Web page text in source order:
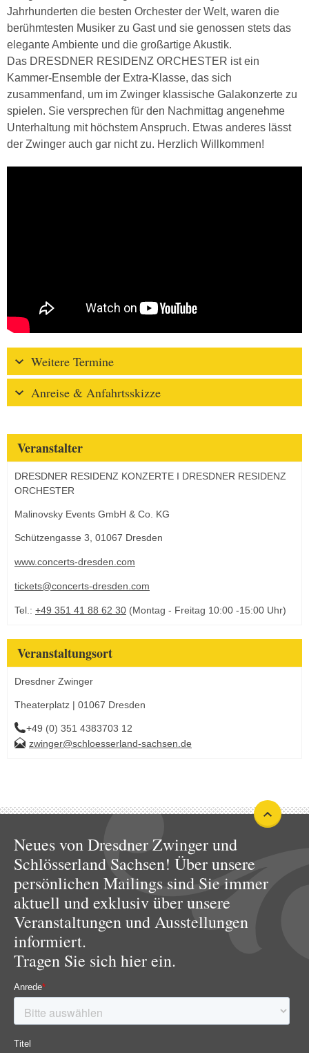
Jahrhunderten die besten Orchester der Welt, waren die
berühmtesten Musiker zu Gast und sie genossen stets das
elegante Ambiente und die großartige Akustik.
Das DRESDNER RESIDENZ ORCHESTER ist ein
Kammer-Ensemble der Extra-Klasse, das sich
zusammenfand, um im Zwinger klassische Galakonzerte zu
spielen. Sie versprechen für den Nachmittag angenehme
Unterhaltung mit höchstem Anspruch. Etwas anderes lässt
der Zwinger auch gar nicht zu. Herzlich Willkommen!
Weitere Termine
Anreise & Anfahrtsskizze
Veranstalter
DRESDNER RESIDENZ KONZERTE I DRESDNER RESIDENZ
ORCHESTER
Malinovsky Events GmbH & Co. KG
Schützengasse 3, 01067 Dresden
www.concerts-dresden.com
tickets@concerts-dresden.com
Tel.: +49 351 41 88 62 30 (Montag - Freitag 10:00 -15:00 Uhr)
Veranstaltungsort
Dresdner Zwinger
Theaterplatz | 01067 Dresden
+49 (0) 351 4383703 12
zwinger@schloesserland-sachsen.de
Neues von Dresdner Zwinger und
Schlösserland Sachsen! Über unsere
persönlichen Mailings sind Sie immer
aktuell und exklusiv über unsere
Veranstaltungen und Ausstellungen
informiert.
Tragen Sie sich hier ein.